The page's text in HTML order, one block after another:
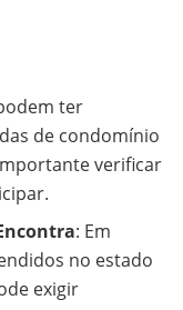
ter
de condomínio
verificar
: Em
no estado
exigir